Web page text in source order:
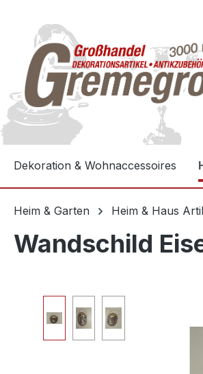
Dekoration & Wohnaccessoires
Heim & Garten Heim & Haus
Wandschild